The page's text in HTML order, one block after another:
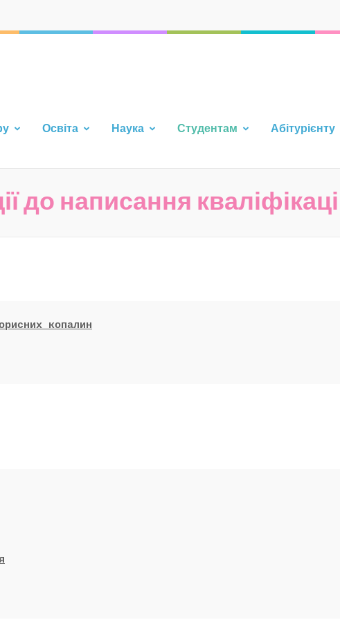
Освіта Наука Студентам Абітурієнту
до написання
копалин